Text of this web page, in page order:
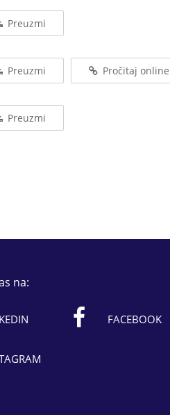
Preuzmi
Preuzmi Pročitaj online
Preuzmi
na:
FACEBOOK